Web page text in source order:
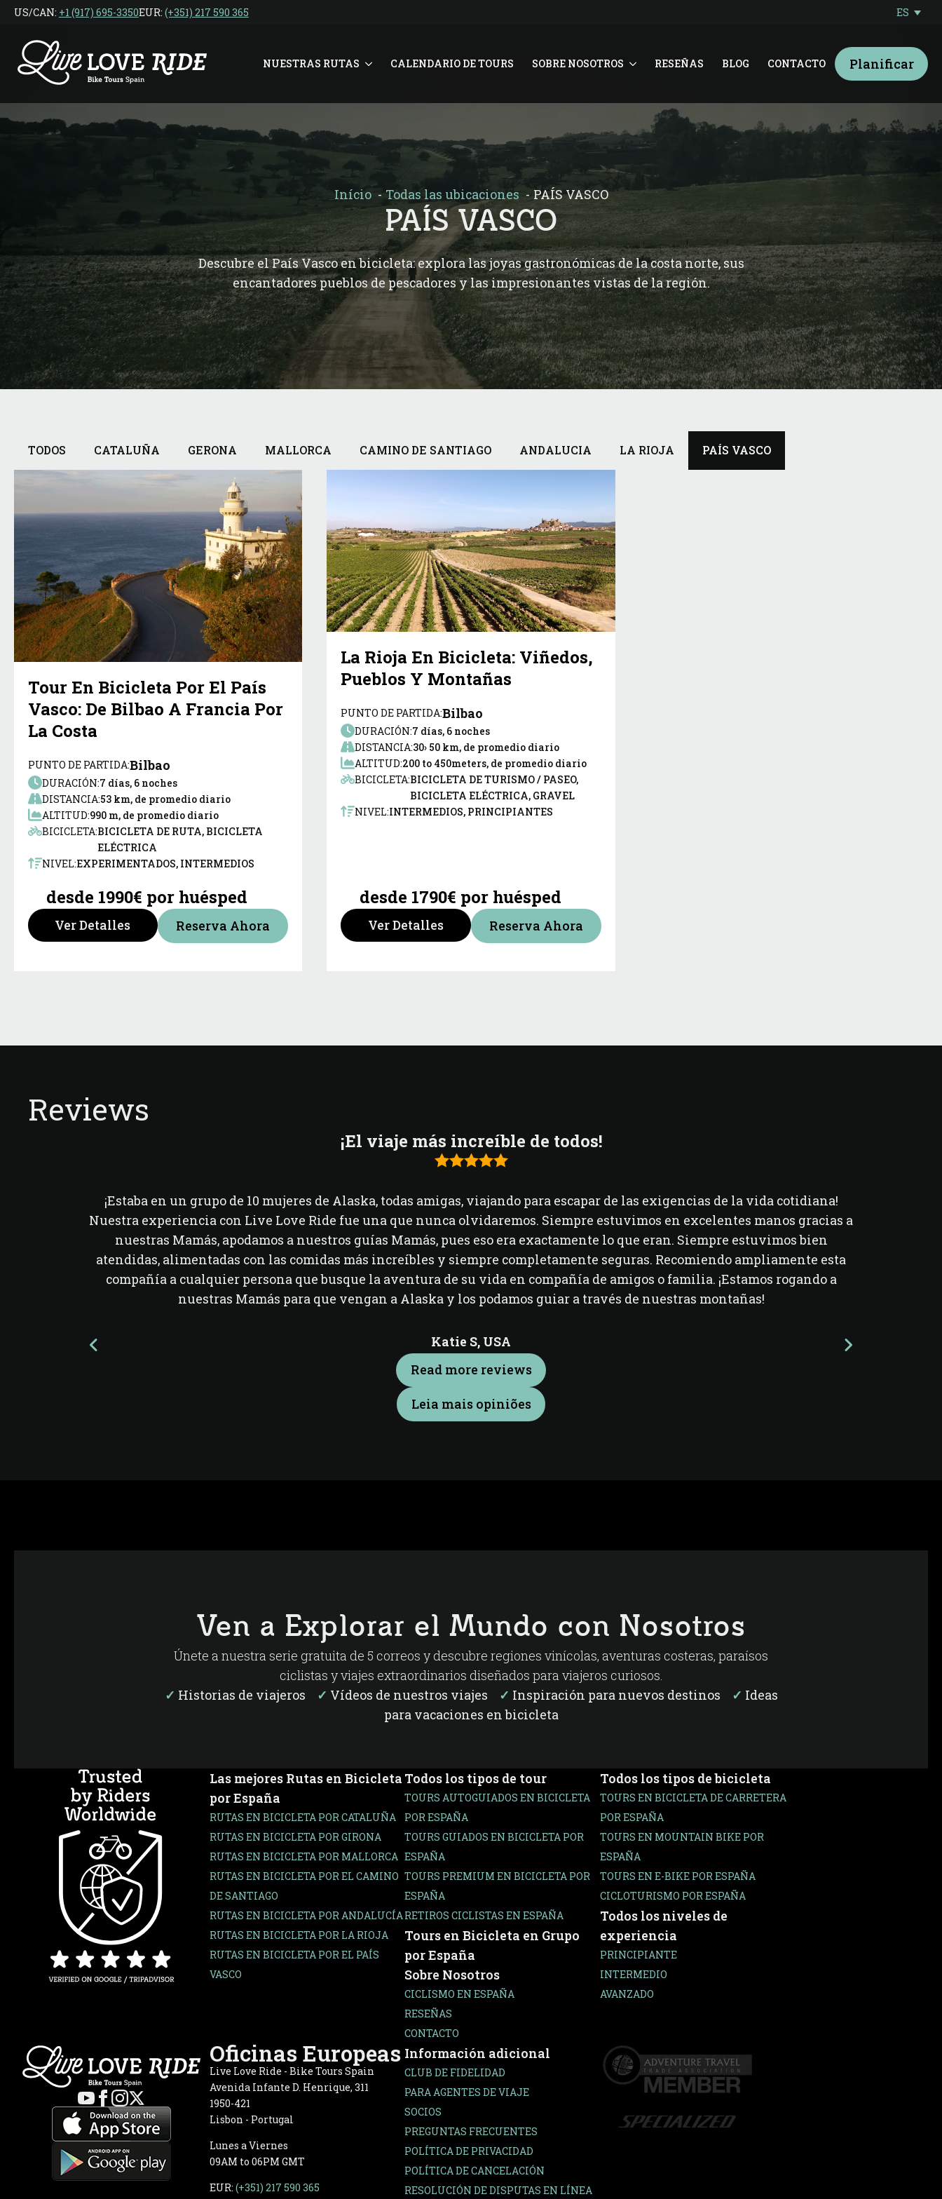
Ir
contenido
US/CAN: ‎ +1 (917) 695-3350EUR: (+351) 217 590 365 ES
NUESTRAS RUTAS CALENDARIO DE TOURS SOBRE NOSOTROS RESEÑAS BLOG CONTACTO Planificar
Início Todas las ubicaciones PAÍS VASCO
PAÍS VASCO
Descubre el País Vasco en bicicleta: explora las joyas gastronómicas de la costa norte, sus
encantadores pueblos de pescadores y las impresionantes vistas de la región.
TODOS CATALUÑA GERONA MALLORCA CAMINO DE SANTIAGO ANDALUCIA LA RIOJA PAÍS VASCO
Tour En Bicicleta Por El País
Vasco: De Bilbao A Francia Por
La Costa
PUNTO DE PARTIDA:Bilbao
DURACIÓN:7 días, 6 noches
DISTANCIA:53 km, de promedio diario
ALTITUD:990 m, de promedio diario
BICICLETA:BICICLETA DE RUTA, BICICLETA
ELÉCTRICA
NIVEL:EXPERIMENTADOS, INTERMEDIOS
desde 1990€ por huésped
Ver Detalles Reserva Ahora
La Rioja En Bicicleta: Viñedos,
Pueblos Y Montañas
PUNTO DE PARTIDA:Bilbao
DURACIÓN:7 días, 6 noches
DISTANCIA:30› 50 km, de promedio diario
ALTITUD:200 to 450meters, de promedio diario
BICICLETA:BICICLETA DE TURISMO / PASEO,
BICICLETA ELÉCTRICA, GRAVEL
NIVEL:INTERMEDIOS, PRINCIPIANTES
desde 1790€ por huésped
Ver Detalles Reserva Ahora
Reviews
¡El viaje más increíble de todos!
¡Estaba en un grupo de 10 mujeres de Alaska, todas amigas, viajando para escapar de las exigencias de la vida cotidiana!
Nuestra experiencia con Live Love Ride fue una que nunca olvidaremos. Siempre estuvimos en excelentes manos gracias a
nuestras Mamás, apodamos a nuestros guías Mamás, pues eso era exactamente lo que eran. Siempre estuvimos bien
atendidas, alimentadas con las comidas más increíbles y siempre completamente seguras. Recomiendo ampliamente esta
compañía a cualquier persona que busque la aventura de su vida en compañía de amigos o familia. ¡Estamos rogando a
nuestras Mamás para que vengan a Alaska y los podamos guiar a través de nuestras montañas!
Katie S, USA
Read more reviews
Leia mais opiniões
Ven a Explorar el Mundo con Nosotros
Únete a nuestra serie gratuita de 5 correos y descubre regiones vinícolas, aventuras costeras, paraísos
ciclistas y viajes extraordinarios diseñados para viajeros curiosos.
✓ Historias de viajeros ✓ Vídeos de nuestros viajes ✓ Inspiración para nuevos destinos ✓ Ideas
para vacaciones en bicicleta
Las mejores Rutas en Bicicleta
por España
RUTAS EN BICICLETA POR CATALUÑA
RUTAS EN BICICLETA POR GIRONA
RUTAS EN BICICLETA POR MALLORCA
RUTAS EN BICICLETA POR EL CAMINO
DE SANTIAGO
RUTAS EN BICICLETA POR ANDALUCÍA
RUTAS EN BICICLETA POR LA RIOJA
RUTAS EN BICICLETA POR EL PAÍS
VASCO
Todos los tipos de tour
TOURS AUTOGUIADOS EN BICICLETA
POR ESPAÑA
TOURS GUIADOS EN BICICLETA POR
ESPAÑA
TOURS PREMIUM EN BICICLETA POR
ESPAÑA
RETIROS CICLISTAS EN ESPAÑA
Tours en Bicicleta en Grupo
por España
Sobre Nosotros
CICLISMO EN ESPAÑA
RESEÑAS
CONTACTO
Todos los tipos de bicicleta
TOURS EN BICICLETA DE CARRETERA
POR ESPAÑA
TOURS EN MOUNTAIN BIKE POR
ESPAÑA
TOURS EN E-BIKE POR ESPAÑA
CICLOTURISMO POR ESPAÑA
Todos los niveles de
experiencia
PRINCIPIANTE
INTERMEDIO
AVANZADO
Oficinas Europeas
Live Love Ride - Bike Tours Spain
Avenida Infante D. Henrique, 311
1950-421
Lisbon - Portugal
Lunes a Viernes
09AM to 06PM GMT
EUR: (+351) 217 590 365
Información adicional
CLUB DE FIDELIDAD
PARA AGENTES DE VIAJE
SOCIOS
PREGUNTAS FRECUENTES
POLÍTICA DE PRIVACIDAD
POLÍTICA DE CANCELACIÓN
RESOLUCIÓN DE DISPUTAS EN LÍNEA